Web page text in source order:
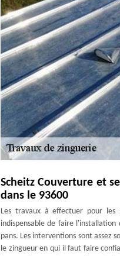
Scheitz Couverture et
dans le 93600
Les travaux à effectuer pour
indispensable de faire
pans. Les interventions sont assez
le zingueur en qui il faut faire